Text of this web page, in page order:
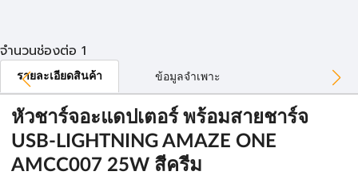
จำนวนช่องต่อ 1
รายละเอียดสินค้า ข้อมูลจำเพาะ
หัวชาร์จอะแดปเตอร์ พร้อมสายชาร์จ
USB-LIGHTNING AMAZE ONE
AMCC007 25W สีครีม